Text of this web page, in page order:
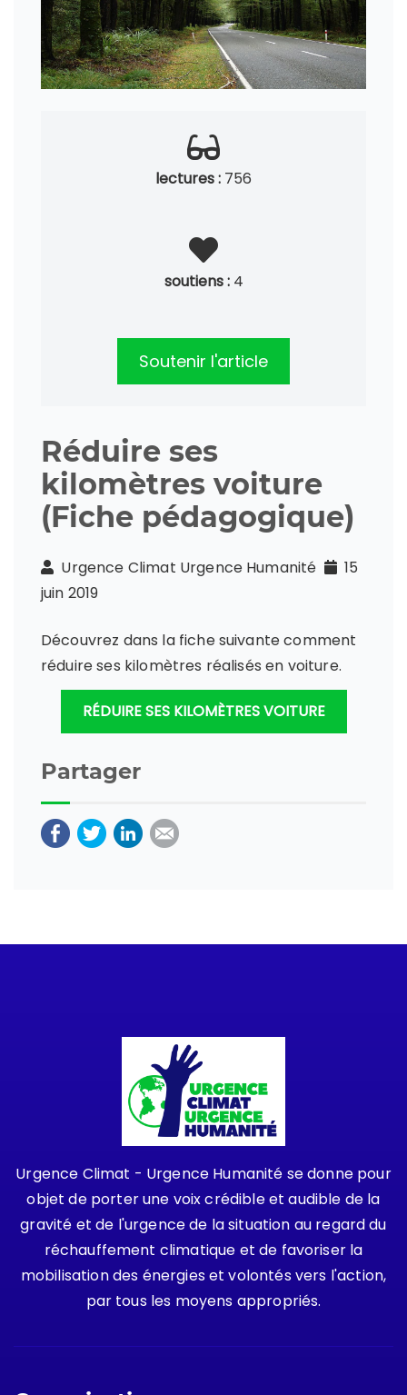
lectures : 756
soutiens :4
Soutenir l'article
Réduire ses
kilomètres voiture
(Fiche pédagogique)
Urgence Climat Urgence Humanité
15
juin 2019
Découvrez dans la fiche suivante comment
réduire ses kilomètres réalisés en voiture.
RÉDUIRE SES KILOMÈTRES VOITURE
Partager
Urgence Climat - Urgence Humanité se donne pour
objet de porter une voix crédible et audible de la
gravité et de l'urgence de la situation au regard du
réchauffement climatique et de favoriser la
mobilisation des énergies et volontés vers l'action,
par tous les moyens appropriés.